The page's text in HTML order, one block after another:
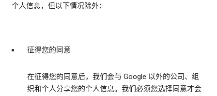
个人信息，但以下情况除外：
征得您的同意
在征得您的同意后，我们会与 Google 以外的公司、组
织和个人分享您的个人信息。我们必须您选择同意才会